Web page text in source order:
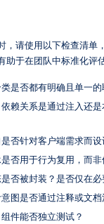
，请使用以下检查清单
助于在团队中标准化评
是否都有明确且单一的
依赖关系是通过注入还
否针对客户端需求而设
否用于行为复用，而非
否被封装？是否仅在必
图是否通过注释或文档
组件能否独立测试？